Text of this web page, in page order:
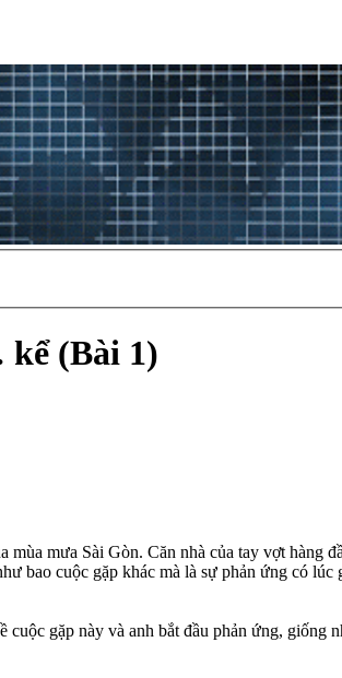
(Bài 1)
mùa mưa Sài Gòn. Căn nhà của tay vợt hàng
bao cuộc gặp khác mà là sự phản ứng có
gặp này và anh bắt đầu phản ứng, giống